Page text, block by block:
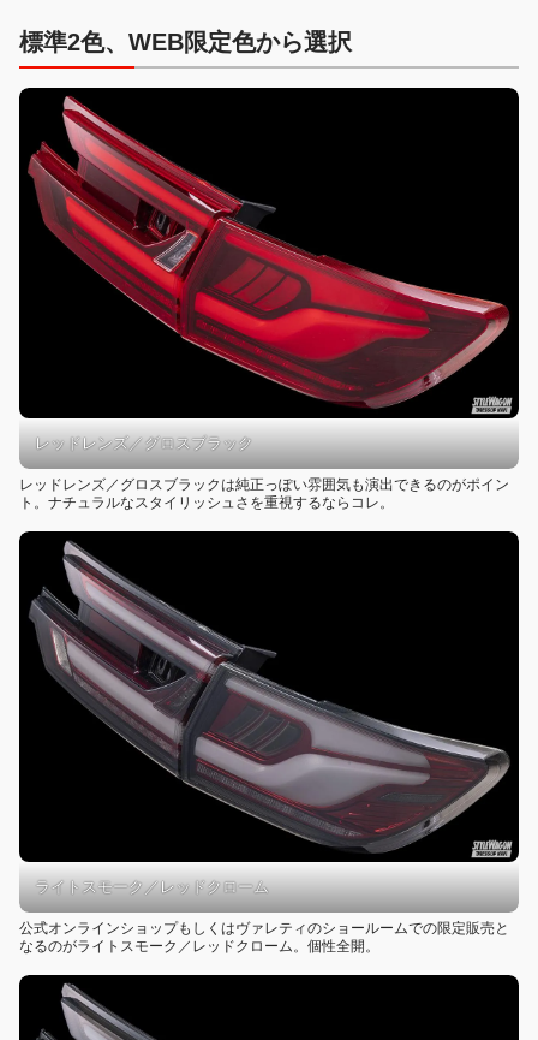
標準2色、WEB限定色から選択
レッドレンズ／グロスブラック
レッドレンズ／グロスブラックは純正っぽい雰囲気も演出できるのがポイン
ト。ナチュラルなスタイリッシュさを重視するならコレ。
ライトスモーク／レッドクローム
公式オンラインショップもしくはヴァレティのショールームでの限定販売と
なるのがライトスモーク／レッドクローム。個性全開。